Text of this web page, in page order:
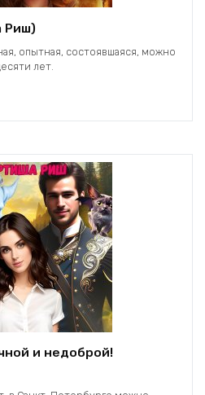
Риш)
опытная, состоявшаяся, можно
лет.
и недоброй!